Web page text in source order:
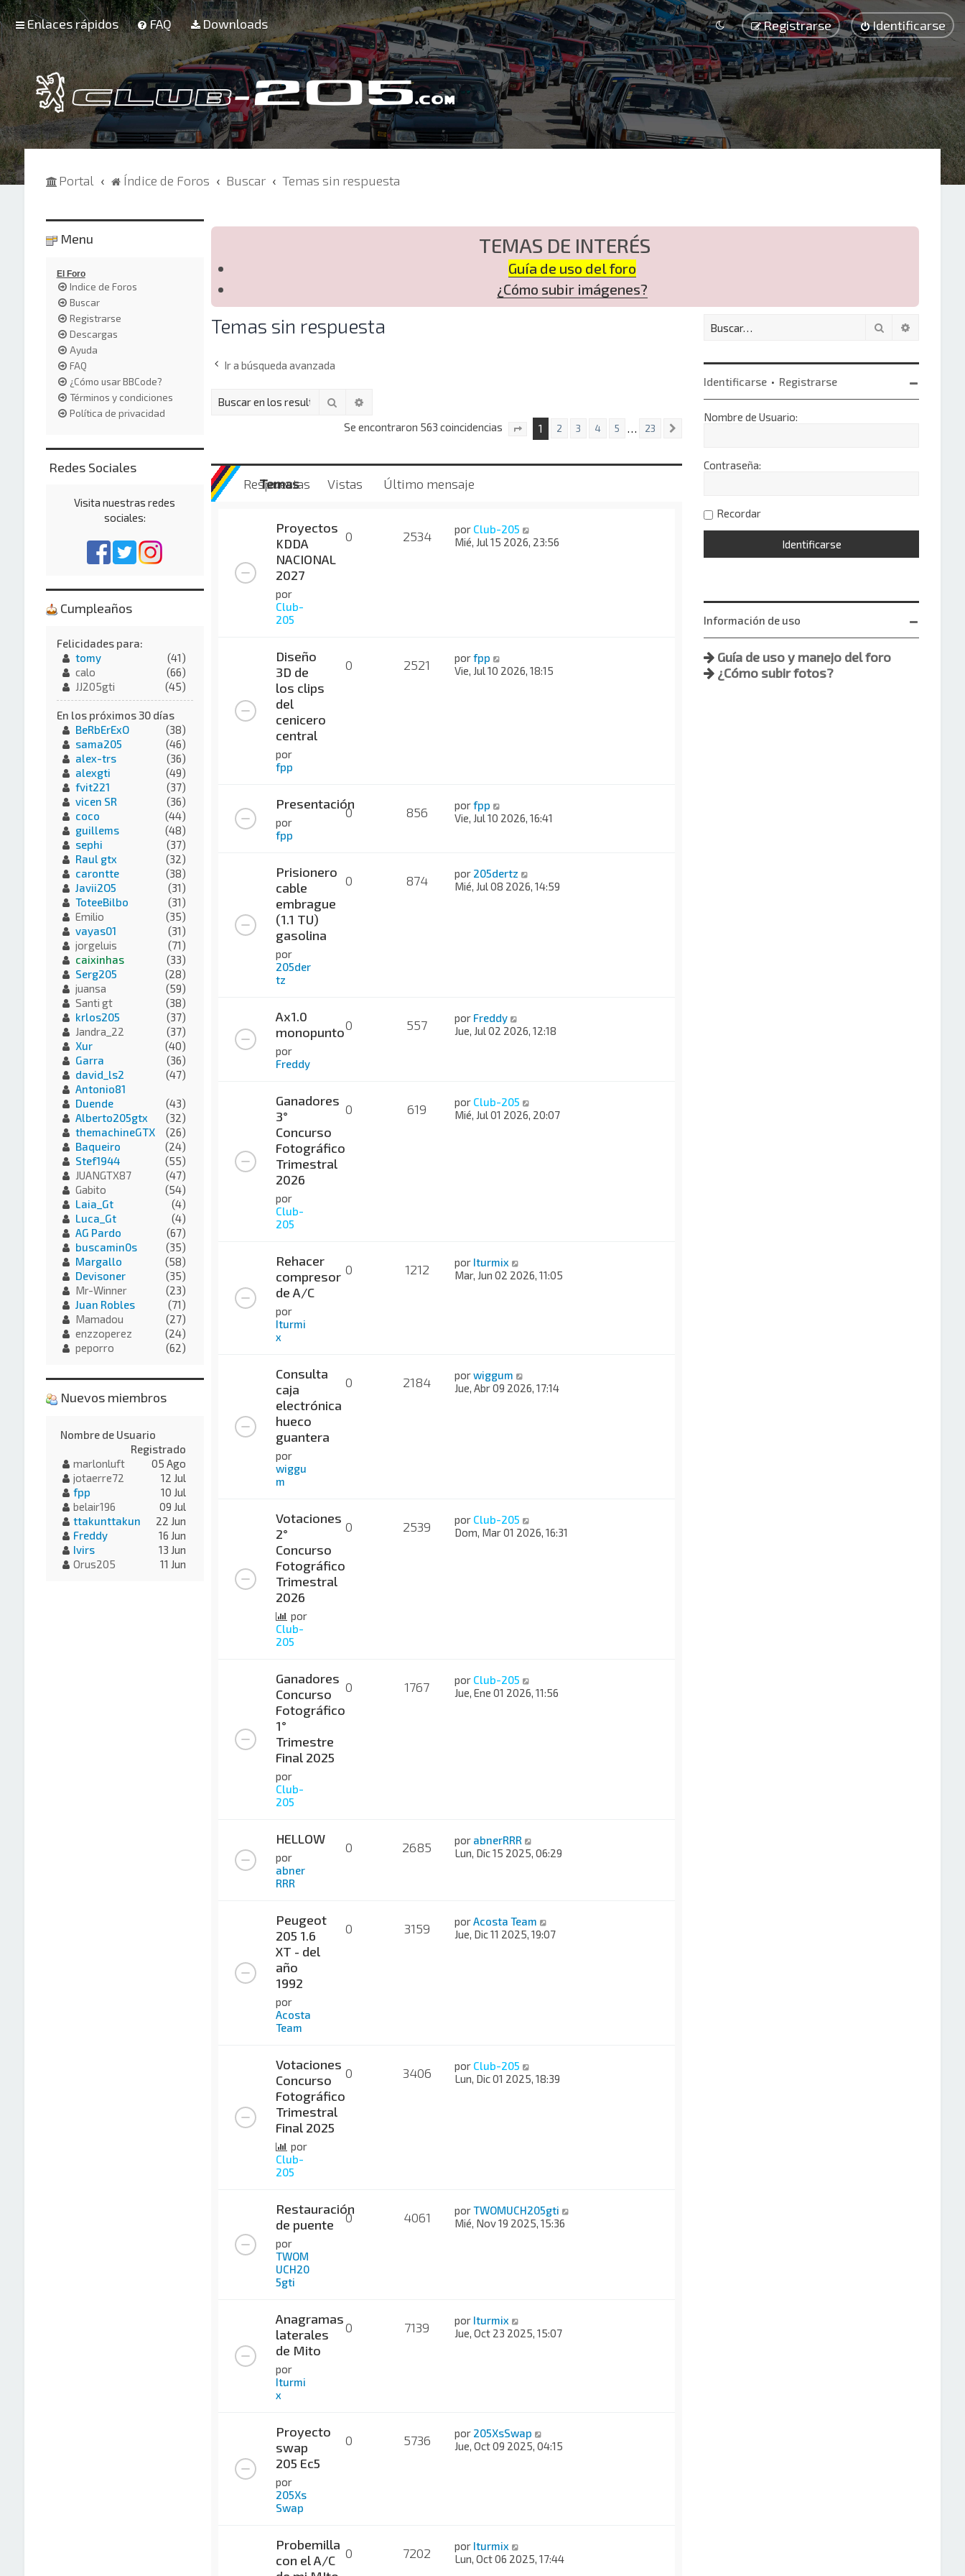
Enlaces rápidos FAQ Downloads Identificarse
Registrarse
Portal Índice de Foros Buscar Temas sin respuesta
TEMAS DE INTERÉS
Guía de uso del foro
¿Cómo subir imágenes?
Temas sin respuesta
Ir a búsqueda avanzada
Buscar
Se encontraron 563 coincidencias Página1 de23
1 2 3 4 5 … 23
Temas
Respuestas Vistas Último mensaje
Proyectos
KDDA
NACIONAL
2027
por
Club-
205
0 2534 por Club-205
Mié, Jul 15 2026, 23:56
Diseño
3D de
los clips
del
cenicero
central
por
fpp
0 2521 porfpp
Vie, Jul 10 2026, 18:15
Presentación
por
fpp
0 856 porfpp
Vie, Jul 10 2026, 16:41
Prisionero
cable
embrague
(1.1 TU)
gasolina
por
205der
tz
0 874 por 205dertz
Mié, Jul 08 2026, 14:59
Ax1.0
monopunto
por
Freddy
0 557 por Freddy
Jue, Jul 02 2026, 12:18
Ganadores
3°
Concurso
Fotográfico
Trimestral
2026
por
Club-
205
0 619 por Club-205
Mié, Jul 01 2026, 20:07
Rehacer
compresor
de A/C
por
Iturmi
x
0 1212 por Iturmix
Mar, Jun 02 2026, 11:05
Consulta
caja
electrónica
hueco
guantera
por
wiggu
m
0 2184 porwiggum
Jue, Abr 09 2026, 17:14
Votaciones
2°
Concurso
Fotográfico
Trimestral
2026
por
Club-
205
0 2539 por Club-205
Dom, Mar 01 2026, 16:31
Ganadores
Concurso
Fotográfico
1°
Trimestre
Final 2025
por
Club-
205
0 1767 por Club-205
Jue, Ene 01 2026, 11:56
HELLOW
por
abner
RRR
0 2685 por abnerRRR
Lun, Dic 15 2025, 06:29
Peugeot
205 1.6
XT - del
año
1992
por
Acosta
Team
0 3159 porAcosta Team
Jue, Dic 11 2025, 19:07
Votaciones
Concurso
Fotográfico
Trimestral
Final 2025
por
Club-
205
0 3406 por Club-205
Lun, Dic 01 2025, 18:39
Restauración
de puente
por
TWOM
UCH20
5gti
0 4061 porTWOMUCH205gti
Mié, Nov 19 2025, 15:36
Anagramas
laterales
de Mito
por
Iturmi
x
0 7139 por Iturmix
Jue, Oct 23 2025, 15:07
Proyecto
swap
205 Ec5
por
205Xs
Swap
0 5736 por 205XsSwap
Jue, Oct 09 2025, 04:15
Probemilla
con el A/C
0 7202 por Iturmix
Lun, Oct 06 2025, 17:44
Buscar
Identificarse • Registrarse
Nombre de Usuario:
Contraseña:
Recordar
Información de uso
Guía de uso y manejo del foro
¿Cómo subir fotos?
Menu
El Foro
Indice de Foros
Buscar
Registrarse
Descargas
Ayuda
FAQ
¿Cómo usar BBCode?
Términos y condiciones
Política de privacidad
Redes Sociales
Visita nuestras redes
sociales:
Cumpleaños
Felicidades para:
tomy
(41)
calo
(66)
JJ205gti
(45)
En los próximos 30 días
BeRbErExO
(38)
sama205
(46)
alex-trs
(36)
alexgti
(49)
fvit221
(37)
vicen SR
(36)
coco
(44)
guillems
(48)
sephi
(37)
Raul gtx
(32)
carontte
(38)
Javii2O5
(31)
ToteeBilbo
(31)
Emilio
(35)
vayas01
(31)
jorgeluis
(71)
caixinhas
(33)
Serg205
(28)
juansa
(59)
Santi gt
(38)
krlos205
(37)
Jandra_22
(37)
Xur
(40)
Garra
(36)
david_ls2
(47)
Antonio81
Duende
(43)
Alberto205gtx
(32)
themachineGTX
(26)
Baqueiro
(24)
Stef1944
(55)
JUANGTX87
(47)
Gabito
(54)
Laia_Gt
(4)
Luca_Gt
(4)
AG Pardo
(67)
buscamin0s
(35)
Margallo
(58)
Devisoner
(35)
Mr-Winner
(23)
Juan Robles
(71)
Mamadou
(27)
enzzoperez
(24)
peporro
(62)
Nuevos miembros
Nombre de Usuario
Registrado
marlonluft
05 Ago
jotaerre72
12 Jul
fpp
10 Jul
belair196
09 Jul
ttakunttakun
22 Jun
Freddy
16 Jun
Ivirs
13 Jun
Orus205
11 Jun